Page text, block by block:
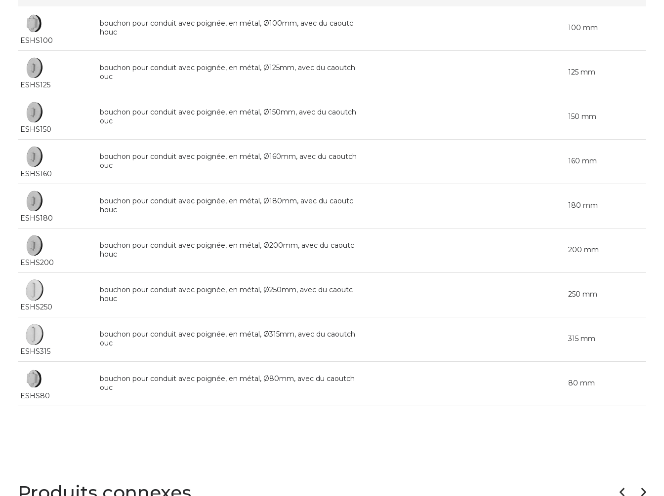
ESHS100
bouchon pour conduit avec poignée, en métal, Ø100mm, avec du caoutc
houc
100 mm
ESHS125
bouchon pour conduit avec poignée, en métal, Ø125mm, avec du caoutch
ouc
125 mm
ESHS150
bouchon pour conduit avec poignée, en métal, Ø150mm, avec du caoutch
ouc
150 mm
ESHS160
bouchon pour conduit avec poignée, en métal, Ø160mm, avec du caoutch
ouc
160 mm
ESHS180
bouchon pour conduit avec poignée, en métal, Ø180mm, avec du caoutc
houc
180 mm
ESHS200
bouchon pour conduit avec poignée, en métal, Ø200mm, avec du caoutc
houc
200 mm
ESHS250
bouchon pour conduit avec poignée, en métal, Ø250mm, avec du caoutc
houc
250 mm
ESHS315
bouchon pour conduit avec poignée, en métal, Ø315mm, avec du caoutch
ouc
315 mm
ESHS80
bouchon pour conduit avec poignée, en métal, Ø80mm, avec du caoutch
ouc
80 mm